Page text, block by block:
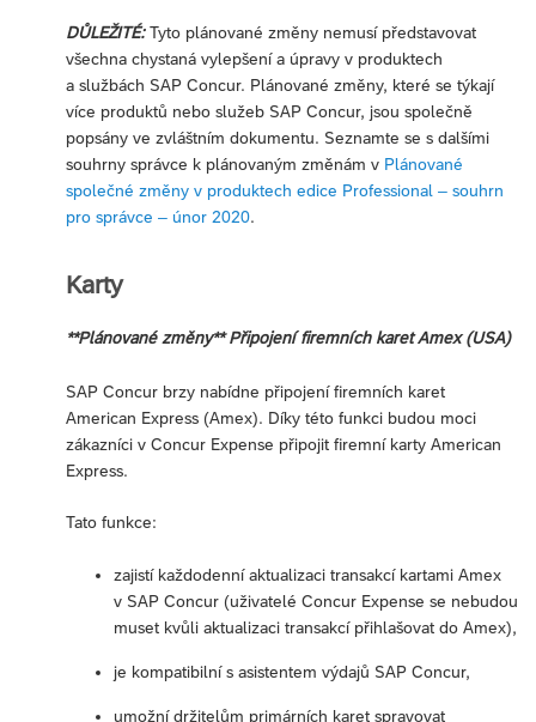
DŮLEŽITÉ:Tyto plánované změny nemusí představovat
všechna chystaná vylepšení a úpravy v produktech
a službách SAP Concur. Plánované změny, které se týkají
více produktů nebo služeb SAP Concur, jsou společně
popsány ve zvláštním dokumentu. Seznamte se s dalšími
souhrny správce k plánovaným změnám v Plánované
společné změny v produktech edice Professional – souhrn
pro správce – únor 2020.
Karty
**Plánované změny** Připojení firemních karet Amex (USA)
SAP Concur brzy nabídne připojení firemních karet
American Express (Amex). Díky této funkci budou moci
zákazníci v Concur Expense připojit firemní karty American
Express.
Tato funkce:
zajistí každodenní aktualizaci transakcí kartami Amex
v SAP Concur (uživatelé Concur Expense se nebudou
muset kvůli aktualizaci transakcí přihlašovat do Amex),
je kompatibilní s asistentem výdajů SAP Concur,
umožní držitelům primárních karet spravovat